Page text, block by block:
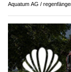
Aquatum AG /